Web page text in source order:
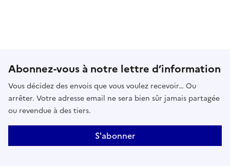
Abonnez-vous à notre lettre d’information
Vous décidez des envois que vous voulez recevoir… Ou
arrêter. Votre adresse email ne sera bien sûr jamais partagée
ou revendue à des tiers.
S'abonner